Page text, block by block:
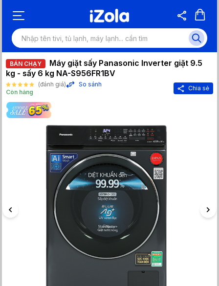
BÁN CHẠY
Máy giặt sấy Panasonic Inverter giặt 9.5
kg - sấy 6 kg NA-S956FR1BV
(đánh giá)
So sánh
Còn hàng
Chia sẻ